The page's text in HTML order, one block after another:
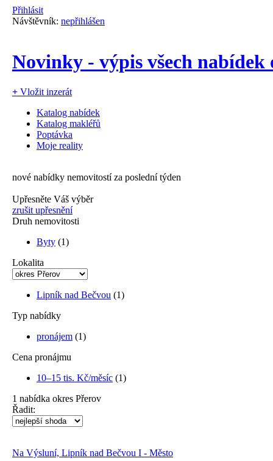
Přihlásit
Návštěvník: nepřihlášen
Novinky - výpis všech nabídek
+ Vložit inzerát
Katalog nabídek
Katalog makléřů
Poptávka
Moje reality
nové nabídky nemovitostí za poslední týden
Upřesněte Váš výběr
zrušit upřesnění
Druh nemovitosti
Byty (1)
Lokalita
Lipník nad Bečvou (1)
Typ nabídky
pronájem (1)
Cena pronájmu
10–15 tis. Kč/měsíc (1)
1 nabídka okres Přerov
Řadit:
Na Výsluní, Lipník nad Bečvou I - Město